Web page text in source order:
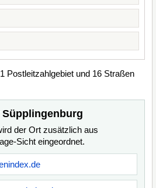
Postleitzahlgebiet und 16 Straßen
der Ort zusätzlich aus
Sicht eingeordnet.